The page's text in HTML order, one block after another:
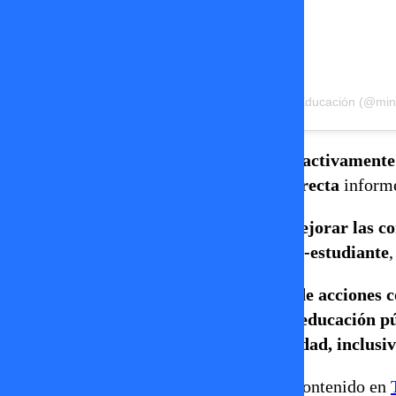
Una publicación compartida por Ministerio de Educación
involucrar
su voz y experiencia directa
importancia de mejorar las
protección del vínculo humano docente-estudiante
la exigencia de
sin docentes no hay futuro para la educación
educación de calidad,
Revisa más información de este y otros contenido en